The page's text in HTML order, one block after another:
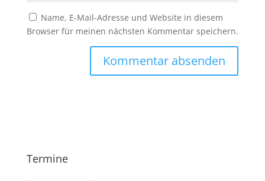
Name, E-Mail-Adresse und Website in diesem
Browser für meinen nächsten Kommentar speichern.
Termine